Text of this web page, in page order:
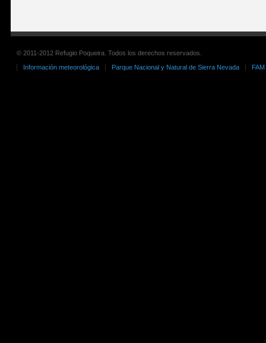
© 2011-2012 Refugio Poqueira. Todos los derechos reservados.
Información meteorológica
Parque Nacional y Natural de Sierra Nevada FAM